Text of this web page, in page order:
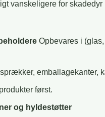
vanskeligere for skadedyr
Opbevares i
emballagekanter,
først.
og hyldestøtter